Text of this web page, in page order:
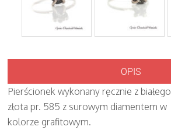
OPIS
Pierścionek wykonany ręcznie z białego
złota pr. 585 z surowym diamentem w
kolorze grafitowym.